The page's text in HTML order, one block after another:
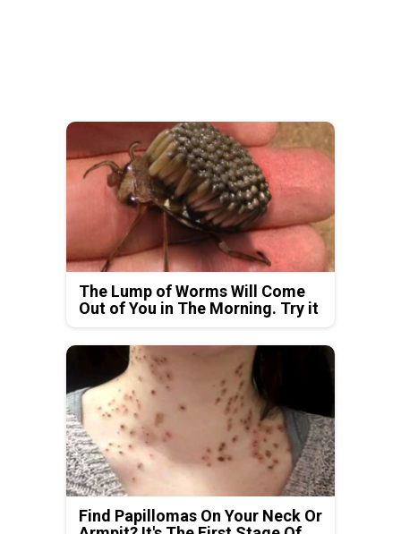
The Lump of Worms Will Come
Out of You in The Morning. Try it
Find Papillomas On Your Neck Or